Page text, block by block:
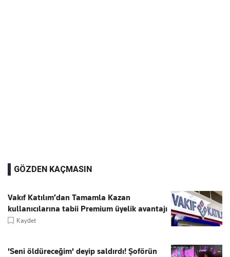
GÖZDEN KAÇMASIN
Vakıf Katılım’dan Tamamla Kazan
kullanıcılarına tabii Premium üyelik avantajı
Kaydet
'Seni öldüreceğim' deyip saldırdı! Şoförün